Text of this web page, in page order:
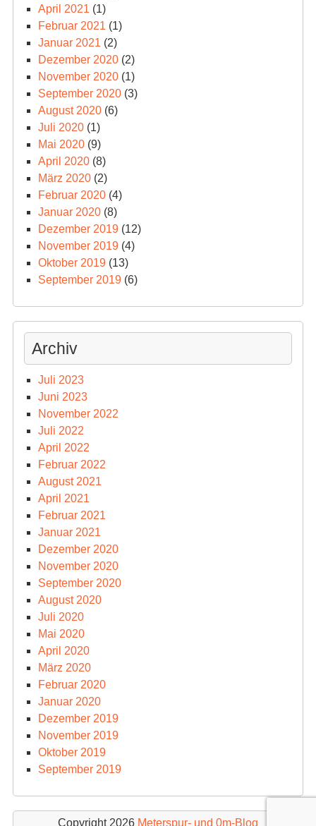
April 2021 (1)
Februar 2021 (1)
Januar 2021 (2)
Dezember 2020(2)
November 2020(1)
September 2020(3)
August 2020(6)
Juli 2020(1)
Mai 2020(9)
April 2020(8)
März 2020(2)
Februar 2020(4)
Januar 2020(8)
Dezember 2019(12)
November 2019(4)
Oktober 2019(13)
September 2019(6)
Archiv
Juli 2023
Juni 2023
November 2022
Juli 2022
April 2022
Februar 2022
August 2021
April 2021
Februar 2021
Januar 2021
Dezember 2020
November 2020
September 2020
August 2020
Juli 2020
Mai 2020
April 2020
März 2020
Februar 2020
Januar 2020
Dezember 2019
November 2019
Oktober 2019
September 2019
Copyright 2026 Meterspur- und 0m-Blog